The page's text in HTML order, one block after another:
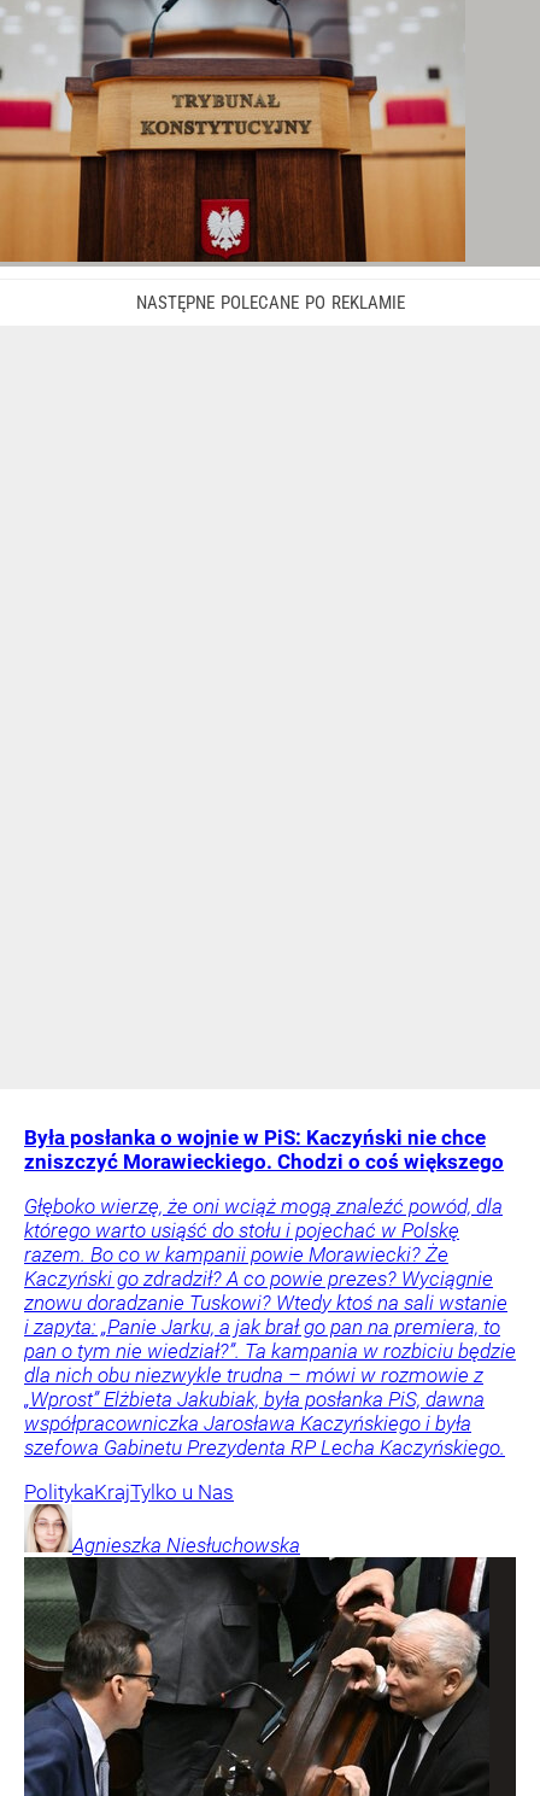
Była posłanka o wojnie w PiS: Kaczyński nie chce
zniszczyć Morawieckiego. Chodzi o coś większego
Głęboko wierzę, że oni wciąż mogą znaleźć powód, dla
którego warto usiąść do stołu i pojechać w Polskę
razem. Bo co w kampanii powie Morawiecki? Że
Kaczyński go zdradził? A co powie prezes? Wyciągnie
znowu doradzanie Tuskowi? Wtedy ktoś na sali wstanie
i zapyta: „Panie Jarku, a jak brał go pan na premiera, to
pan o tym nie wiedział?”. Ta kampania w rozbiciu będzie
dla nich obu niezwykle trudna – mówi w rozmowie z
„Wprost” Elżbieta Jakubiak, była posłanka PiS, dawna
współpracowniczka Jarosława Kaczyńskiego i była
szefowa Gabinetu Prezydenta RP Lecha Kaczyńskiego.
PolitykaKrajTylko u Nas
Agnieszka Niesłuchowska